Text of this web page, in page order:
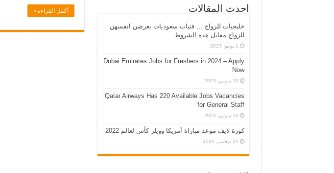
أكمل القراءة » احدث المقالات
خليجيات للزواج … فتيات سعوديات يعرضن انفسهن
للزواج مقابل هذه الشروط
1 يونيو، 2023
Dubai Emirates Jobs for Freshers in 2024 – Apply
Now
10 مارس، 2023
Qatar Airways Has 220 Available Jobs Vacancies
for General Staff
10 مارس، 2023
كورة لايف موعد مباراة أمريكا وويلز كأس لعالم 2022
22 نوفمبر، 2022